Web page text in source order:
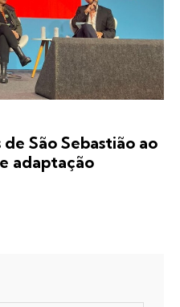
São Sebastião ao
adaptação